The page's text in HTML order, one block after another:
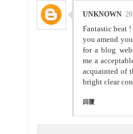
UNKNOWN
Fantastic beat
you amend
for a blog
me a
acquainted of
bright clear
回覆